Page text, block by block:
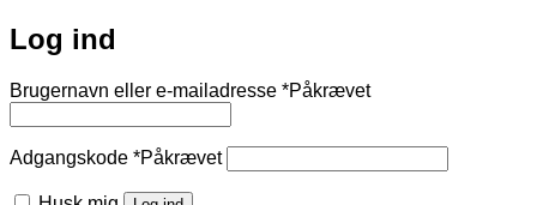
Log ind
Brugernavn eller e-mailadresse *Påkrævet
Adgangskode *Påkrævet